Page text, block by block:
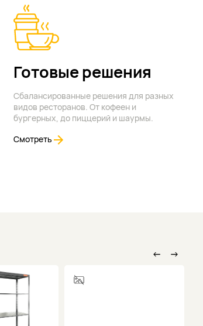
Готовые решения
Сбалансированные решения для разных
видов ресторанов. От кофеен и
бургерных, до пиццерий и шаурмы.
Смотреть
← →